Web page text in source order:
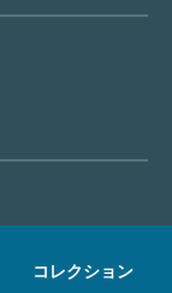
コレクション